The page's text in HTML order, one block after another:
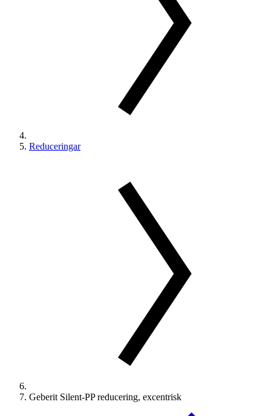
Reduceringar
Geberit Silent-PP reducering, excentrisk